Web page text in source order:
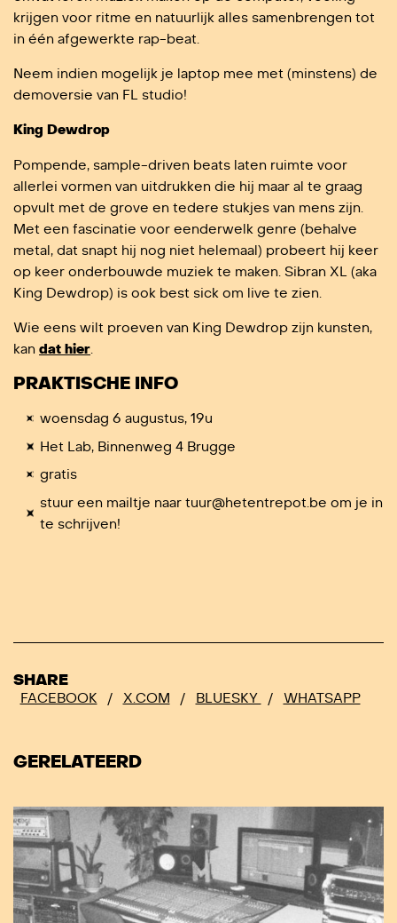
krijgen voor ritme en natuurlijk alles samenbrengen tot
in één afgewerkte rap-beat.
Neem indien mogelijk je laptop mee met (minstens) de
demoversie van FL studio!
King Dewdrop
Pompende, sample-driven beats laten ruimte voor
allerlei vormen van uitdrukken die hij maar al te graag
opvult met de grove en tedere stukjes van mens zijn.
Met een fascinatie voor eenderwelk genre (behalve
metal, dat snapt hij nog niet helemaal) probeert hij keer
op keer onderbouwde muziek te maken. Sibran XL (aka
King Dewdrop) is ook best sick om live te zien.
Wie eens wilt proeven van King Dewdrop zijn kunsten,
kan dat hier.
PRAKTISCHE INFO
woensdag 6 augustus, 19u
Het Lab, Binnenweg 4 Brugge
gratis
stuur een mailtje naar tuur@hetentrepot.be om je in
te schrijven!
SHARE
FACEBOOK / X.COM / BLUESKY / WHATSAPP
GERELATEERD